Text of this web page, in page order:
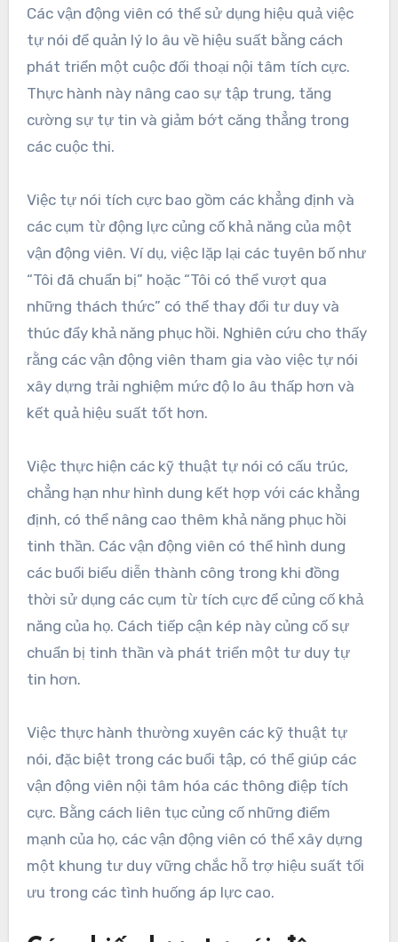
Các vận động viên có thể sử dụng hiệu quả việc
tự nói để quản lý lo âu về hiệu suất bằng cách
phát triển một cuộc đối thoại nội tâm tích cực.
Thực hành này nâng cao sự tập trung, tăng
cường sự tự tin và giảm bớt căng thẳng trong
các cuộc thi.
Việc tự nói tích cực bao gồm các khẳng định và
các cụm từ động lực củng cố khả năng của một
vận động viên. Ví dụ, việc lặp lại các tuyên bố như
“Tôi đã chuẩn bị” hoặc “Tôi có thể vượt qua
những thách thức” có thể thay đổi tư duy và
thúc đẩy khả năng phục hồi. Nghiên cứu cho thấy
rằng các vận động viên tham gia vào việc tự nói
xây dựng trải nghiệm mức độ lo âu thấp hơn và
kết quả hiệu suất tốt hơn.
Việc thực hiện các kỹ thuật tự nói có cấu trúc,
chẳng hạn như hình dung kết hợp với các khẳng
định, có thể nâng cao thêm khả năng phục hồi
tinh thần. Các vận động viên có thể hình dung
các buổi biểu diễn thành công trong khi đồng
thời sử dụng các cụm từ tích cực để củng cố khả
năng của họ. Cách tiếp cận kép này củng cố sự
chuẩn bị tinh thần và phát triển một tư duy tự
tin hơn.
Việc thực hành thường xuyên các kỹ thuật tự
nói, đặc biệt trong các buổi tập, có thể giúp các
vận động viên nội tâm hóa các thông điệp tích
cực. Bằng cách liên tục củng cố những điểm
mạnh của họ, các vận động viên có thể xây dựng
một khung tư duy vững chắc hỗ trợ hiệu suất tối
ưu trong các tình huống áp lực cao.